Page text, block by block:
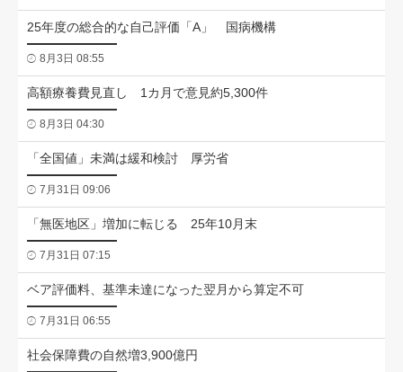
25年度の総合的な自己評価「A」 国病機構
8月3日 08:55
高額療養費見直し 1カ月で意見約5,300件
8月3日 04:30
「全国値」未満は緩和検討 厚労省
7月31日 09:06
「無医地区」増加に転じる 25年10月末
7月31日 07:15
ベア評価料、基準未達になった翌月から算定不可
7月31日 06:55
社会保障費の自然増3,900億円